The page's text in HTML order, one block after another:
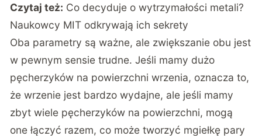
Czytaj też: Co decyduje o wytrzymałości metali?
Naukowcy MIT odkrywają ich sekrety
Oba parametry są ważne, ale zwiększanie obu jest
w pewnym sensie trudne. Jeśli mamy dużo
pęcherzyków na powierzchni wrzenia, oznacza to,
że wrzenie jest bardzo wydajne, ale jeśli mamy
zbyt wiele pęcherzyków na powierzchni, mogą
one łączyć razem, co może tworzyć mgiełkę pary